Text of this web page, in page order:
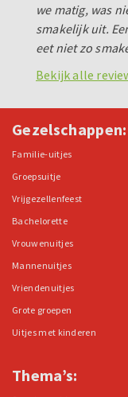
we matig, was
smakelijk uit.
eet niet zo
Bekijk alle
Gezelschappen:
Familie-uitjes
Groepsuitje
Vrijgezellenfeest
Bachelorette
Vrouwenuitjes
Mannenuitjes
Vriendenuitjes
Grote groepen
Uitjes met kinderen
Thema’s: